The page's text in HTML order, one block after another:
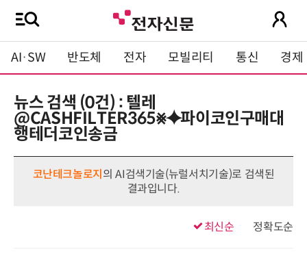
AI·SW 반도체 전자 모빌리티 통신 경제
뉴스 검색 (0건) : 텔레
@CASHFILTER365⨳⯌파이코인구매대
행테더코인송금
코난테크놀로지 의 AI검색기술(뉴럴서치기술)로 검색된
결과입니다.
최신순 정확도순